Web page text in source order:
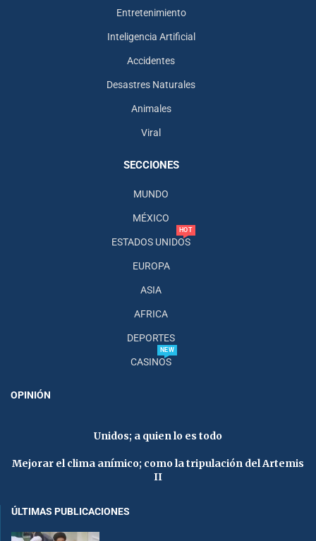
Entretenimiento
Inteligencia Artificial
Accidentes
Desastres Naturales
Animales
Viral
SECCIONES
MUNDO
MÉXICO
ESTADOS UNIDOS
HOT
EUROPA
ASIA
AFRICA
DEPORTES
CASINOS
NEW
OPINIÓN
Unidos; a quien lo es todo
Mejorar el clima anímico; como la tripulación del Artemis
II
ÚLTIMAS PUBLICACIONES